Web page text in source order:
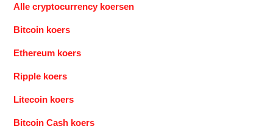
Alle cryptocurrency koersen
Bitcoin koers
Ethereum koers
Ripple koers
Litecoin koers
Bitcoin Cash koers